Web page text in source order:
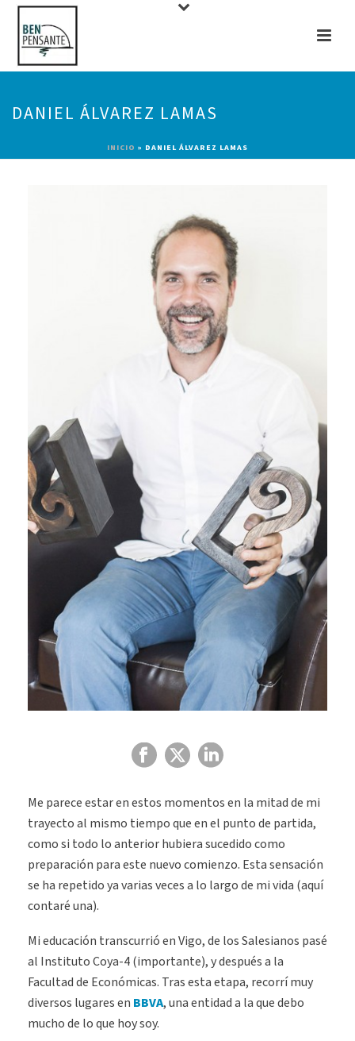
DANIEL ÁLVAREZ LAMAS
INICIO » DANIEL ÁLVAREZ LAMAS
Me parece estar en estos momentos en la mitad de mi
trayecto al mismo tiempo que en el punto de partida,
como si todo lo anterior hubiera sucedido como
preparación para este nuevo comienzo. Esta sensación
se ha repetido ya varias veces a lo largo de mi vida (aquí
contaré una).
Mi educación transcurrió en Vigo, de los Salesianos pasé
al Instituto Coya-4 (importante), y después a la
Facultad de Económicas. Tras esta etapa, recorrí muy
diversos lugares en BBVA, una entidad a la que debo
mucho de lo que hoy soy.